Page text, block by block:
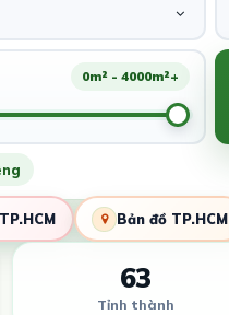
0m² - 4000m²+
Bản đồ TP.HCM
63
Tỉnh thành